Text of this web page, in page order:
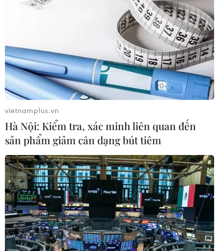
vietnamplus.vn
Hà Nội: Kiểm tra, xác minh liên quan đến
sản phẩm giảm cân dạng bút tiêm